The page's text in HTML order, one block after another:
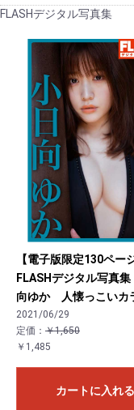
FLASHデジタル写真集
【電子版限定130ページ
FLASHデジタル写真
向ゆか 人懐っこいカ
2021/06/29
定価： ￥1,650
￥1,485
カートに入れる